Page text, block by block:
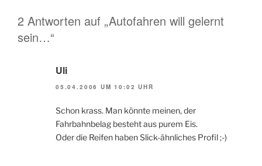
2 Antworten auf „Autofahren will gelernt
sein…“
Uli
05.04.2006 UM 10:02 UHR
Schon krass. Man könnte meinen, der
Fahrbahnbelag besteht aus purem Eis.
Oder die Reifen haben Slick-ähnliches Profil ;-)